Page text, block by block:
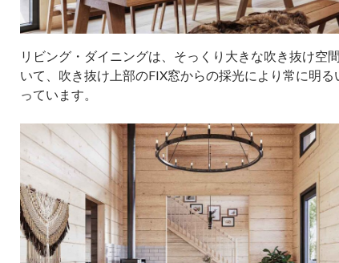
リビング・ダイニングは、そっくり大きな吹き抜け空
いて、吹き抜け上部のFIX窓からの採光により常に明る
っています。